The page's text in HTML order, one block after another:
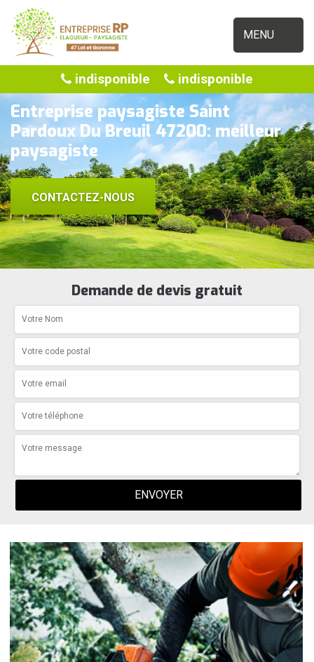
MENU
indisponible indisponible
Entreprise paysagiste Saint
Pardoux Du Breuil 47200: meilleur
paysagiste
CONTACTEZ-NOUS
Demande de devis gratuit